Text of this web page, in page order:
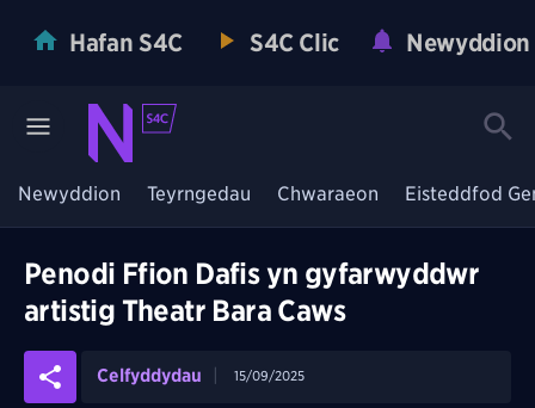
Hafan S4C S4C Clic Newyddion
Newyddion Teyrngedau Chwaraeon Eisteddfod
Penodi Ffion Dafis yn gyfarwyddwr
artistig Theatr Bara Caws
Celfyddydau 15/09/2025